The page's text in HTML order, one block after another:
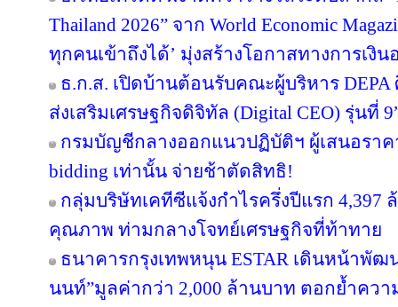
Thailand 2026” จาก World Economic
ทุกคนเข้าถึงได้’ มุ่งสร้างโอกาสทางการเงิน
ธ.ก.ส. เปิดบ้านต้อนรับคณะผู้บริหาร
ส่งเสริมเศรษฐกิจดิจิทัล (Digital CEO) รุ่นที่
กรมบัญชีกลางออกแนวปฏิบัติฯ ผู้เสนอราค
bidding เท่านั้น จ่ายช้าตัดสิทธิ!
กลุ่มบริษัทเคทีซีแจ้งกำไรครึ่งปีแรก 4,397
คุณภาพ ท่ามกลางโจทย์เศรษฐกิจที่ท้าทาย
ธนาคารกรุงเทพหนุน ESTAR เดินหน้าพัฒน
นนท์”มูลค่ากว่า 2,000 ล้านบาท ตอกย้ำคว